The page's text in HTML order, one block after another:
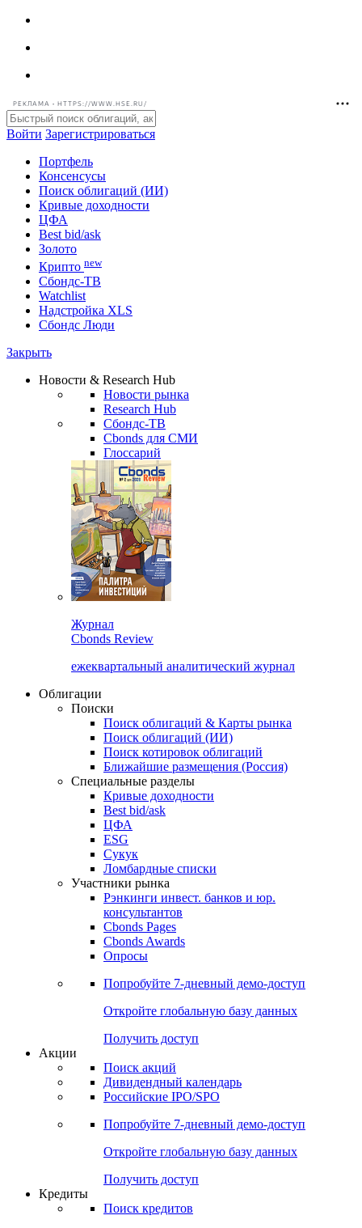
РЕКЛАМА • HTTPS://WWW.HSE.RU/
Войти Зарегистрироваться
Портфель
Консенсусы
Поиск облигаций (ИИ)
Кривые доходности
ЦФА
Best bid/ask
Золото
Крипто new
Сбондс-ТВ
Watchlist
Надстройка XLS
Сбондс Люди
Закрыть
Новости & Research Hub
Новости рынка
Research Hub
Сбондс-ТВ
Cbonds для СМИ
Глоссарий
Журнал
Cbonds Review
ежеквартальный аналитический журнал
Облигации
Поиски
Поиск облигаций & Карты рынка
Поиск облигаций (ИИ)
Поиск котировок облигаций
Ближайшие размещения (Россия)
Специальные разделы
Кривые доходности
Best bid/ask
ЦФА
ESG
Сукук
Ломбардные списки
Участники рынка
Рэнкинги инвест. банков и юр.
консультантов
Cbonds Pages
Cbonds Awards
Опросы
Попробуйте 7-дневный демо-доступ
Откройте глобальную базу данных
Получить доступ
Акции
Поиск акций
Дивидендный календарь
Российские IPO/SPO
Попробуйте 7-дневный демо-доступ
Откройте глобальную базу данных
Получить доступ
Кредиты
Поиск кредитов